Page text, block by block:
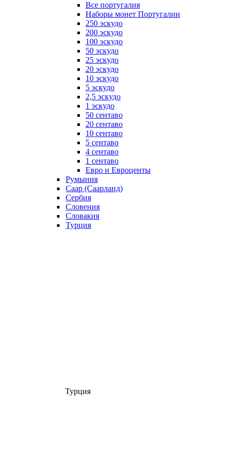
Все португалия
Наборы монет Португалии
250 эскудо
200 эскудо
100 эскудо
50 эскудо
25 эскудо
20 эскудо
10 эскудо
5 эскудо
2,5 эскудо
1 эскудо
50 сентаво
20 сентаво
10 сентаво
5 сентаво
4 сентаво
1 сентаво
Евро и Евроценты
Румыния
Саар (Саарланд)
Сербия
Словения
Словакия
Турция
Турция